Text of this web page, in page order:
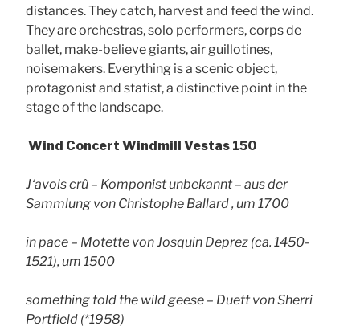
distances. They catch, harvest and feed the wind.
They are orchestras, solo performers, corps de
ballet, make-believe giants, air guillotines,
noisemakers. Everything is a scenic object,
protagonist and statist, a distinctive point in the
stage of the landscape.
Wind Concert Windmill Vestas 150
J‘avois crû – Komponist unbekannt – aus der
Sammlung von Christophe Ballard , um 1700
in pace – Motette von Josquin Deprez (ca. 1450-
1521), um 1500
something told the wild geese – Duett von Sherri
Portfield (*1958)